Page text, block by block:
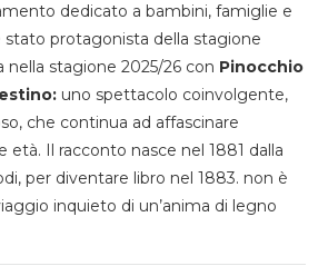
dedicato a bambini, famiglie e
stato protagonista della stagione
nella stagione 2025/26 con Pinocchio
uno spettacolo coinvolgente,
che continua ad affascinare
Il racconto nasce nel 1881 dalla
per diventare libro nel 1883. non è
inquieto di un’anima di legno